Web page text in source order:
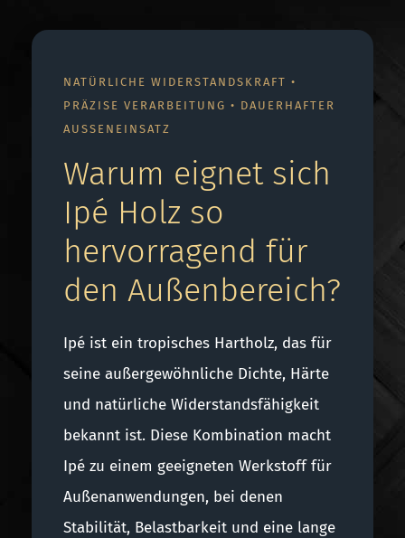
NATÜRLICHE WIDERSTANDSKRAFT •
PRÄZISE VERARBEITUNG • DAUERHAFTER
AUSSENEINSATZ
Warum eignet sich
Ipé Holz so
hervorragend für
den Außenbereich?
Ipé ist ein tropisches Hartholz, das für
seine außergewöhnliche Dichte, Härte
und natürliche Widerstandsfähigkeit
bekannt ist. Diese Kombination macht
Ipé zu einem geeigneten Werkstoff für
Außenanwendungen, bei denen
Stabilität, Belastbarkeit und eine lange